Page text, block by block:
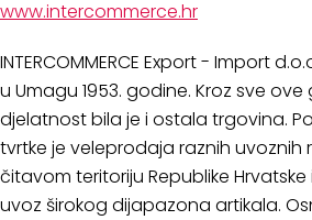
www.intercommerce.hr
INTERCOMMERCE Export - Import
u Umagu 1953. godine. Kroz sve
djelatnost bila je i ostala trgovina.
tvrtke je veleprodaja raznih
čitavom teritoriju Republike Hrvatske
uvoz širokog dijapazona artikala.